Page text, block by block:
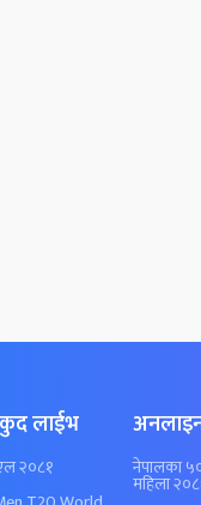
लाईभ
२०८१
नेपालका
महिला